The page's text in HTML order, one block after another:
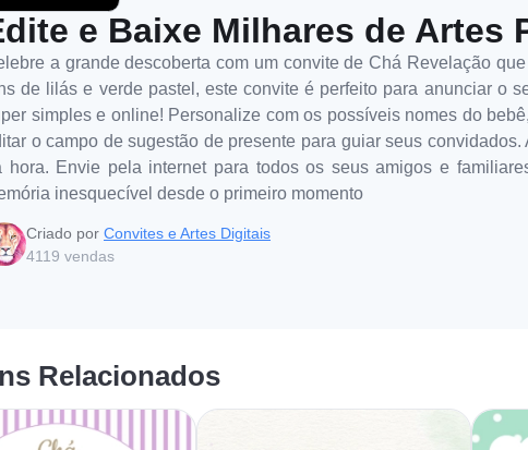
e Baixe Milhares de Artes
a grande descoberta com um convite de Chá Revelação
de lilás e verde pastel, este convite é perfeito para anunciar o
simples e online! Personalize com os possíveis nomes do
o campo de sugestão de presente para guiar seus
hora. Envie pela internet para todos os seus amigos e
inesquecível desde o primeiro momento
Criado por Convites e Artes Digitais
4119 vendas
Relacionados